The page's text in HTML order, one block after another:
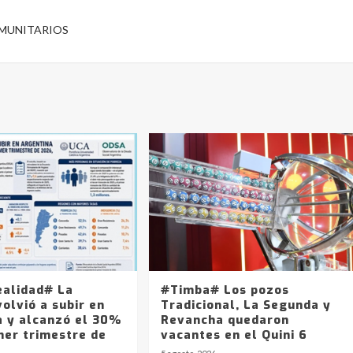
La
a subir en
y alcanzó el 30%
trimestre de
#Timba# Los pozos
Tradicional, La Segunda y
Revancha quedaron
vacantes en el Quini 6